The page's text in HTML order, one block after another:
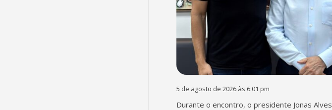
5 de agosto de 2026 às 6:01 pm
Durante o encontro, o presidente Jonas Alves